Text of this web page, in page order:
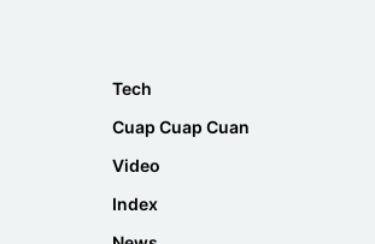
Tech
Cuap Cuap Cuan
Video
Index